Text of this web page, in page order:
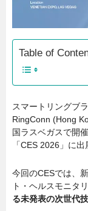
Table of
スマートリングブ
RingConn (Hong
国ラスベガスで開
「CES 2026」に
今回のCESでは、
ト・ヘルスモニタ
る未発表の次世代